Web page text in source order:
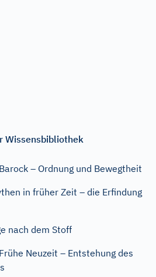
Wissensbibliothek
– Ordnung und Bewegtheit
in früher Zeit – die Erfindung
nach dem Stoff
Neuzeit – Entstehung des